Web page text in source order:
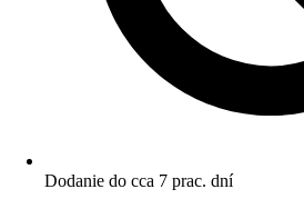
Dodanie do cca 7 prac. dní